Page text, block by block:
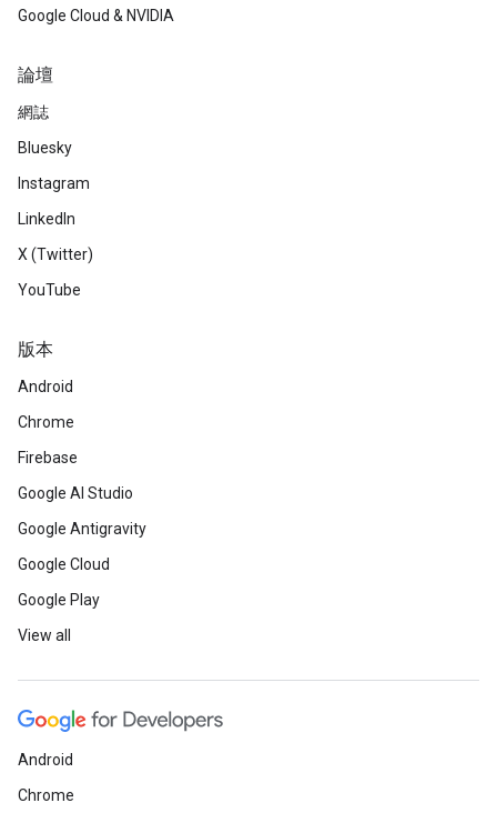
Google Cloud & NVIDIA
論壇
網誌
Bluesky
Instagram
LinkedIn
X (Twitter)
YouTube
版本
Android
Chrome
Firebase
Google AI Studio
Google Antigravity
Google Cloud
Google Play
View all
Android
Chrome